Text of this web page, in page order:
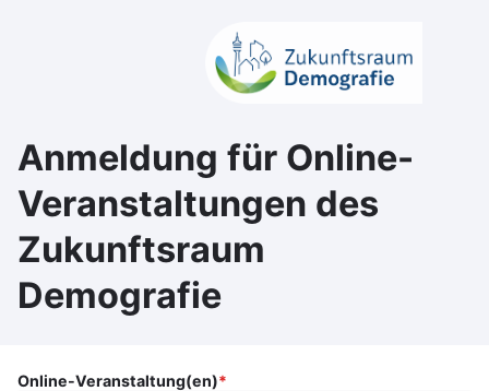
Anmeldung für Online-
Veranstaltungen des
Zukunftsraum
Demografie
Online-Veranstaltung(en)